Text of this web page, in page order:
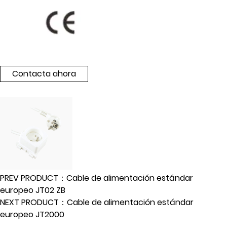
Contacta ahora
PREV PRODUCT：Cable de alimentación estándar
europeo JT02 ZB
NEXT PRODUCT：Cable de alimentación estándar
europeo JT2000